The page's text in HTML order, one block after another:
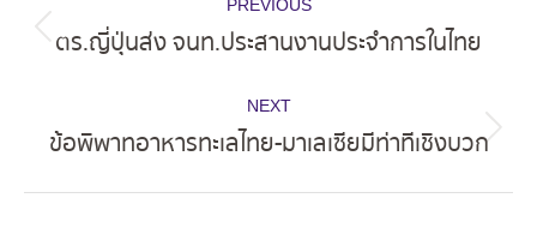
navigation
PREVIOUS
Previous
ตร.ญี่ปุ่นส่ง จนท.ประสานงานประจำการในไทย
NEXT
Next
ข้อพิพาทอาหารทะเลไทย-มาเลเซียมีท่าทีเชิงบวก